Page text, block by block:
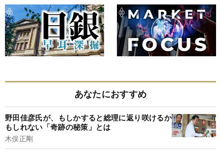
あなたにおすすめ
野田佳彦氏が、もしかすると総理に返り咲けるか
もしれない「奇跡の秘策」とは
木俣正剛